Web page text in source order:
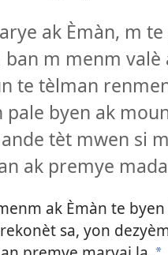
ak Èmàn, m
m menm valè
te tèlman
byen ak
tèt mwen si
ak premye
ak Èmàn te
sa, yon